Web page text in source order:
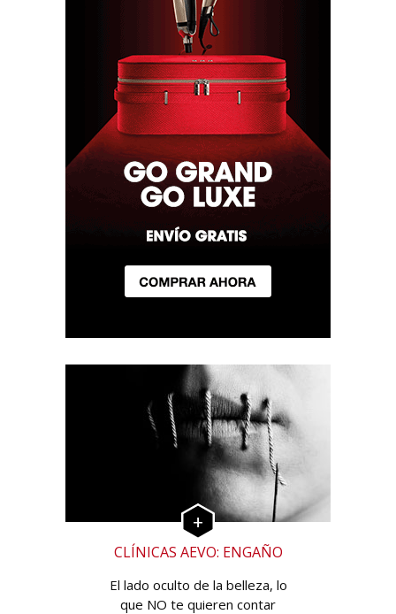
CLÍNICAS AEVO: ENGAÑO
El lado oculto de la belleza, lo
que NO te quieren contar